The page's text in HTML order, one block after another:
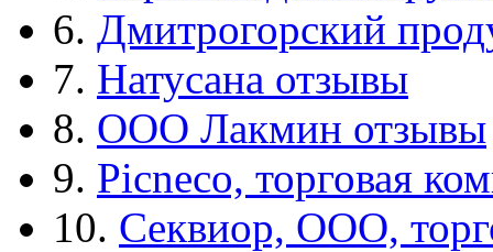
6. Дмитрогорский
7. Натусана отзывы
8. ООО Лакмин отзывы
9. Picneco, торговая
10. Секвиор, ООО,